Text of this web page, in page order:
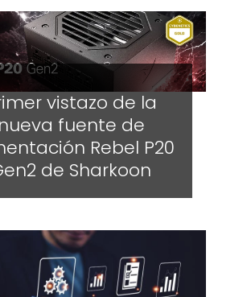
vistazo de la
nueva fuente de
Rebel P20
de Sharkoon